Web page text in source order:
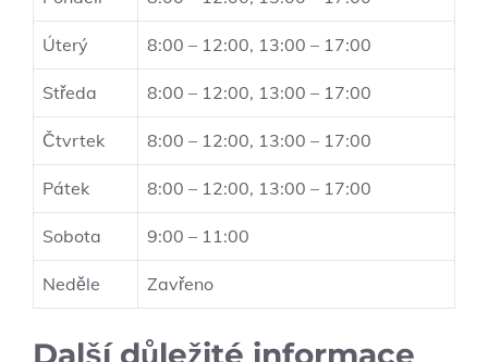
Úterý 8:00 – 12:00, 13:00 – 17:00
Středa 8:00 – 12:00, 13:00 – 17:00
Čtvrtek 8:00 – 12:00, 13:00 – 17:00
Pátek 8:00 – 12:00, 13:00 – 17:00
Sobota 9:00 – 11:00
Neděle Zavřeno
Další důležité informace